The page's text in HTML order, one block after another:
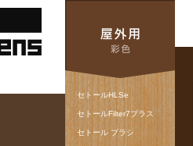
セトールHLSe
セトールFilter7プラス
セトール ブラシ